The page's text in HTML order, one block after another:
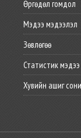
Өргөдөл гомдол
Мэдээ мэдээлэл
Зөвлөгөө
Статистик мэдээ
Хувийн ашиг